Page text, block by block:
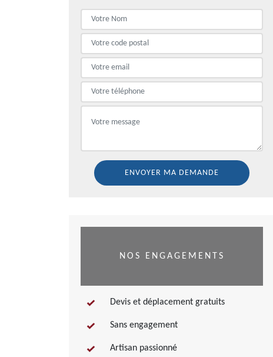
NOS ENGAGEMENTS
Devis et déplacement gratuits
Sans engagement
Artisan passionné